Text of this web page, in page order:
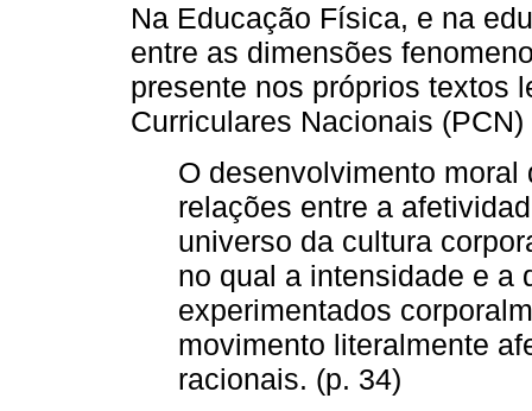
Na Educação Física, e na
entre as dimensões
presente nos próprios textos
Curriculares Nacionais
O desenvolvimento
relações entre a
universo da cultura
no qual a intensidade e a
experimentados
movimento literalmente
racionais. (p. 34)